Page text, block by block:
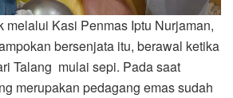
melalui Kasi Penmas Iptu Nurjaman,
bersenjata itu, berawal ketika
Talang mulai sepi. Pada saat
merupakan pedagang emas sudah